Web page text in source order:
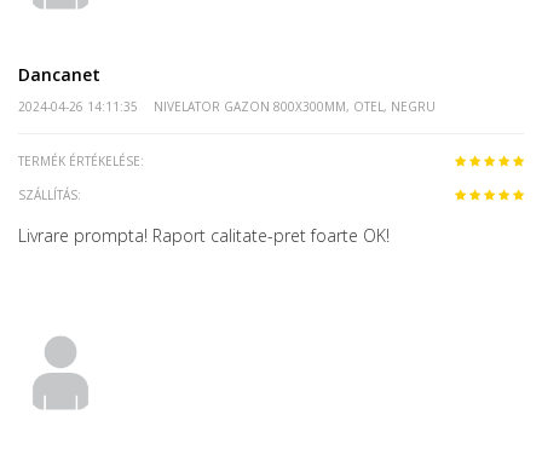
Dancanet
2024-04-26 14:11:35 NIVELATOR GAZON 800X300MM, OTEL, NEGRU
TERMÉK ÉRTÉKELÉSE:
SZÁLLÍTÁS:
Livrare prompta! Raport calitate-pret foarte OK!